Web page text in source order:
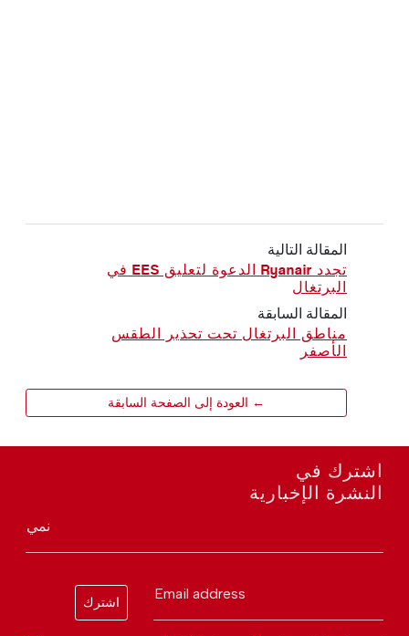
المقالة التالية
تجدد Ryanair الدعوة لتعليق EES في
البرتغال
المقالة السابقة
مناطق البرتغال تحت تحذير الطقس
الأصفر
← العودة إلى الصفحة السابقة
اشترك في
النشرة الإخبارية
نمي
Email address
اشترك